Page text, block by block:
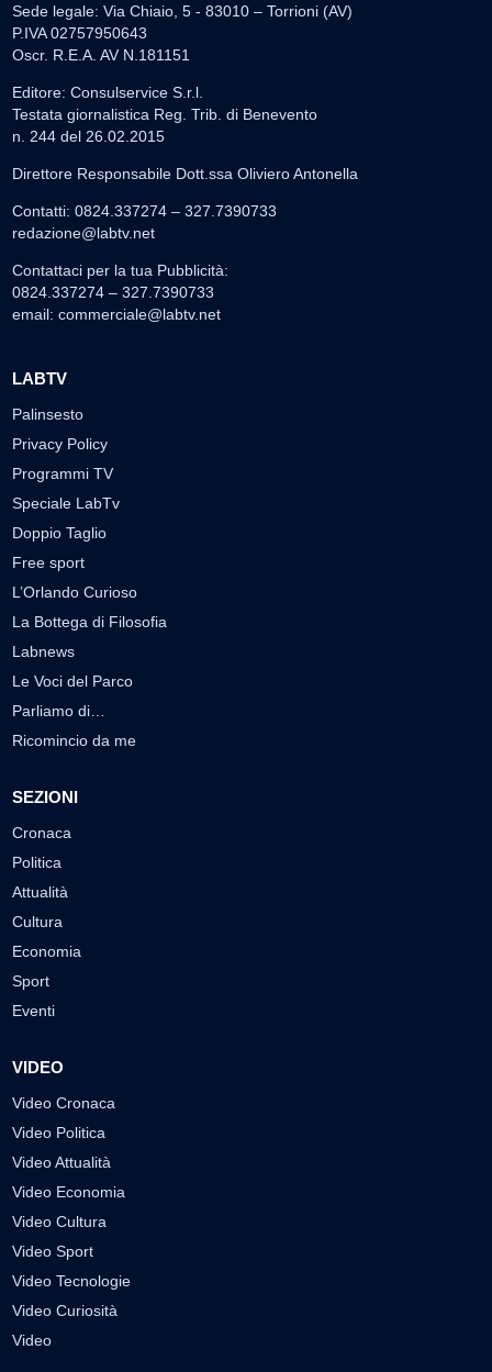
Sede legale: Via Chiaio, 5 - 83010 – Torrioni (AV)
P.IVA 02757950643
Oscr. R.E.A. AV N.181151
Editore: Consulservice S.r.l.
Testata giornalistica Reg. Trib. di Benevento
n. 244 del 26.02.2015
Direttore Responsabile Dott.ssa Oliviero Antonella
Contatti: 0824.337274 – 327.7390733
redazione@labtv.net
Contattaci per la tua Pubblicità:
0824.337274 – 327.7390733
email: commerciale@labtv.net
LABTV
Palinsesto
Privacy Policy
Programmi TV
Speciale LabTv
Doppio Taglio
Free sport
L’Orlando Curioso
La Bottega di Filosofia
Labnews
Le Voci del Parco
Parliamo di…
Ricomincio da me
SEZIONI
Cronaca
Politica
Attualità
Cultura
Economia
Sport
Eventi
VIDEO
Video Cronaca
Video Politica
Video Attualità
Video Economia
Video Cultura
Video Sport
Video Tecnologie
Video Curiosità
Video